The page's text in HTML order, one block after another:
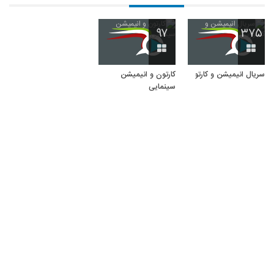
اینستاگرام
Instagram.com/crtoonlandd
۳۷۵
سریال انیمیشن و کارتون
۹۷
کارتون و انیمیشن
سینمایی